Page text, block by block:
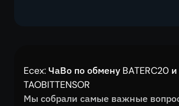
Ecex: ЧаВо по обмену BATERC20 и
TAOBITTENSOR
Мы собрали самые важные